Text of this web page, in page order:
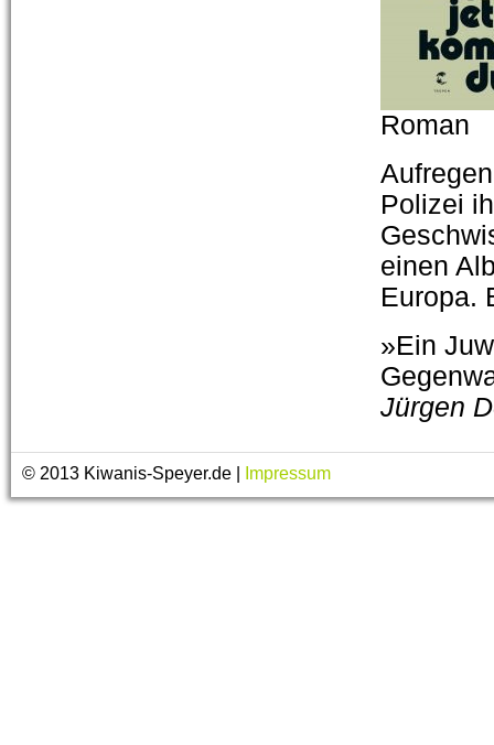
Roman
Polizei
einen
Europa.
»Ein
Jürgen
© 2013 Kiwanis-Speyer.de | Impressum